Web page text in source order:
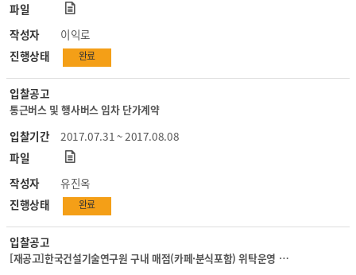
록
파일
작성자
이익로
진행상태
완료
입찰공고
통근버스 및 행사버스 임차 단가계약
입찰기간
2017.07.31 ~ 2017.08.08
파일
작성자
유진옥
진행상태
완료
입찰공고
[재공고]한국건설기술연구원 구내 매점(카페·분식포함) 위탁운영 업체 선정